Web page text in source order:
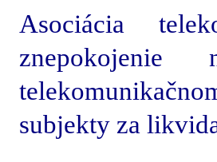
Asociácia
subjekty za